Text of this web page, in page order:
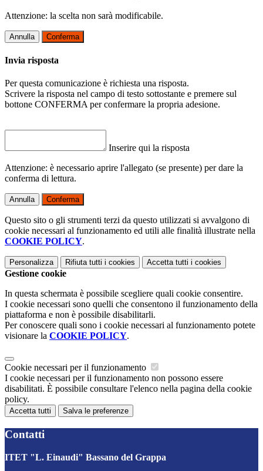
Attenzione: la scelta non sarà modificabile.
Annulla Conferma
Invia risposta
Per questa comunicazione è richiesta una risposta.
Scrivere la risposta nel campo di testo sottostante e premere sul
bottone CONFERMA per confermare la propria adesione.
Inserire qui la risposta
Attenzione: è necessario aprire l'allegato (se presente) per dare la
conferma di lettura.
Annulla Conferma
Questo sito o gli strumenti terzi da questo utilizzati si avvalgono di
cookie necessari al funzionamento ed utili alle finalità illustrate nella
COOKIE POLICY.
Personalizza Rifiuta tutti i cookies Accetta tutti i cookies
Gestione cookie
In questa schermata è possibile scegliere quali cookie consentire.
I cookie necessari sono quelli che consentono il funzionamento della
piattaforma e non è possibile disabilitarli.
Per conoscere quali sono i cookie necessari al funzionamento potete
visionare la COOKIE POLICY.
Cookie necessari per il funzionamento
I cookie necessari per il funzionamento non possono essere
disabilitati. È possibile consultare l'elenco nella pagina della cookie
policy.
Accetta tutti Salva le preferenze
Contatti
ITET "L. Einaudi" Bassano del Grappa